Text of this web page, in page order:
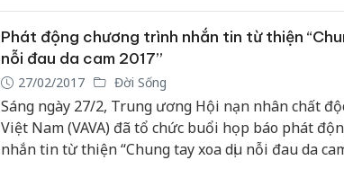
Phát động chương trình nhắn tin từ thiện
nỗi đau da cam 2017”
27/02/2017 Đời Sống
Sáng ngày 27/2, Trung ương Hội nạn nhân chất
Việt Nam (VAVA) đã tổ chức buổi họp báo phát
nhắn tin từ thiện “Chung tay xoa dịu nỗi đau da